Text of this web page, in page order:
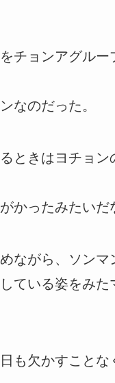
チョンアグル
なのだった。
ときはヨチョ
かったみたいだ
ながら、ソンマ
ている姿をみ
も欠かすこと